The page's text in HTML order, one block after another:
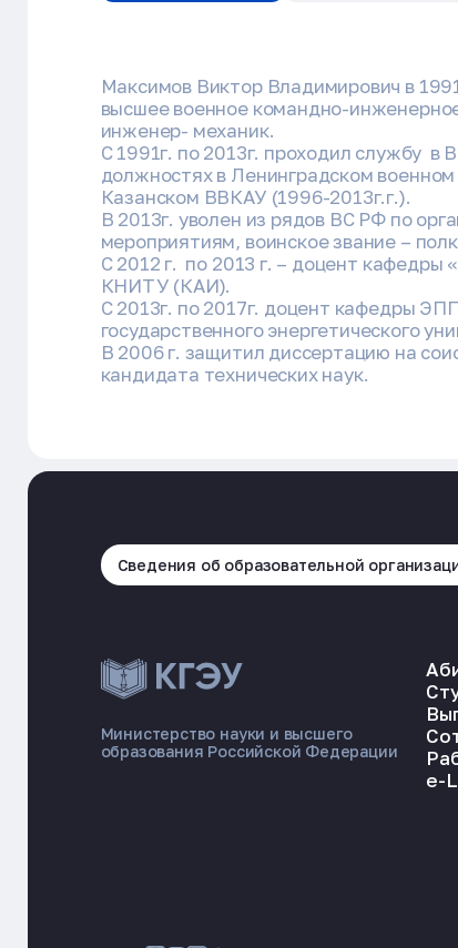
Максимов Виктор Владимирович в
высшее военное командно-
инженер- механик.
С 1991г. по 2013г. проходил службу в
должностях в Ленинградском военном
Казанском ВВКАУ (1996-2013г.г.).
В 2013г. уволен из рядов ВС РФ по
мероприятиям, воинское звание –
С 2012 г. по 2013 г. – доцент кафедры
КНИТУ (КАИ).
С 2013г. по 2017г. доцент кафедры
государственного энергетического
В 2006 г. защитил диссертацию на
кандидата технических наук.
Сведения об образовательной
Министерство науки и высшего
образования Российской Федерации
e-